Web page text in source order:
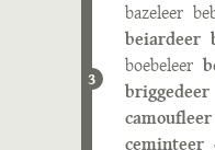
3
bazeleer
beiardeer
boebeleer
briggedeer
camoufleer
ceminteer